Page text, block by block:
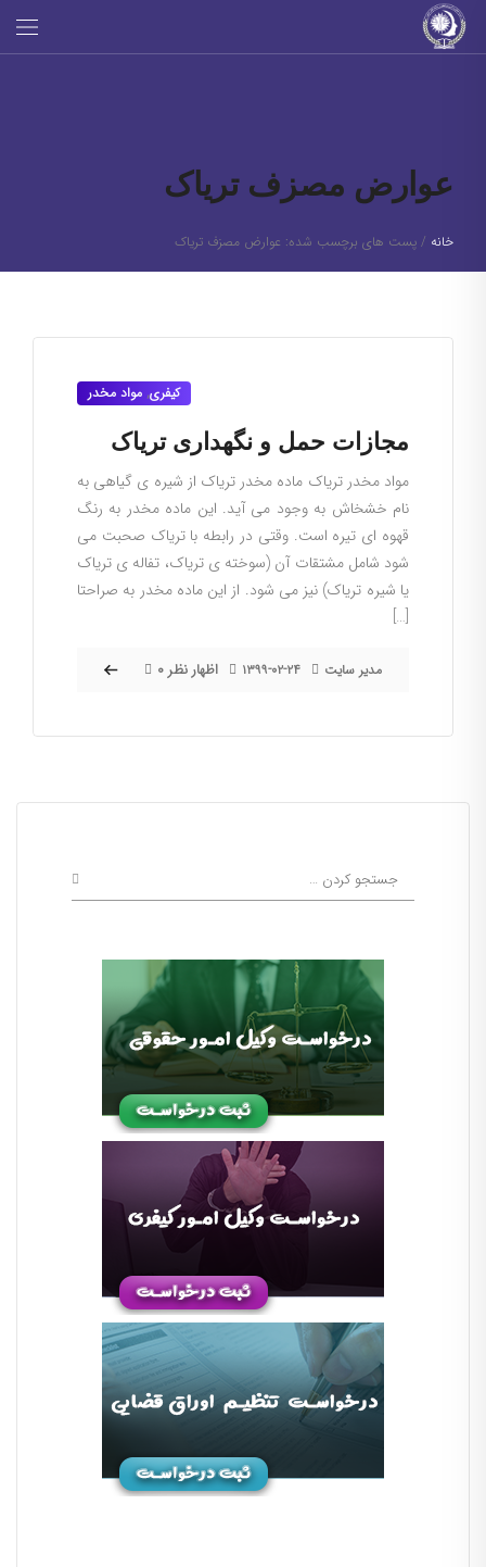
عوارض مصزف تریاک
خانه / پست های برچسب شده: عوارض مصزف تریاک
کیفری, مواد مخدر
مجازات حمل و نگهداری تریاک
مواد مخدر تریاک ماده مخدر تریاک از شیره ی گیاهی به
نام خشخاش به وجود می آید. این ماده مخدر به رنگ
قهوه ای تیره است. وقتی در رابطه با تریاک صحبت می
شود شامل مشتقات آن (سوخته ی تریاک، تفاله ی تریاک
یا شیره تریاک) نیز می شود. از این ماده مخدر به صراحتا
[…]
مدیر سایت ۱۳۹۹-۰۲-۲۴ ۰ اظهار نظر